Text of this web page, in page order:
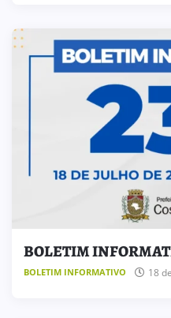
BOLETIM
BOLETIM INFORMATIVO 18